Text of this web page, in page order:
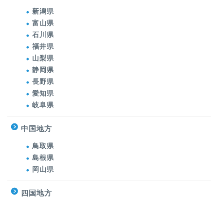
新潟県
富山県
石川県
福井県
山梨県
静岡県
長野県
愛知県
岐阜県
中国地方
鳥取県
島根県
岡山県
四国地方